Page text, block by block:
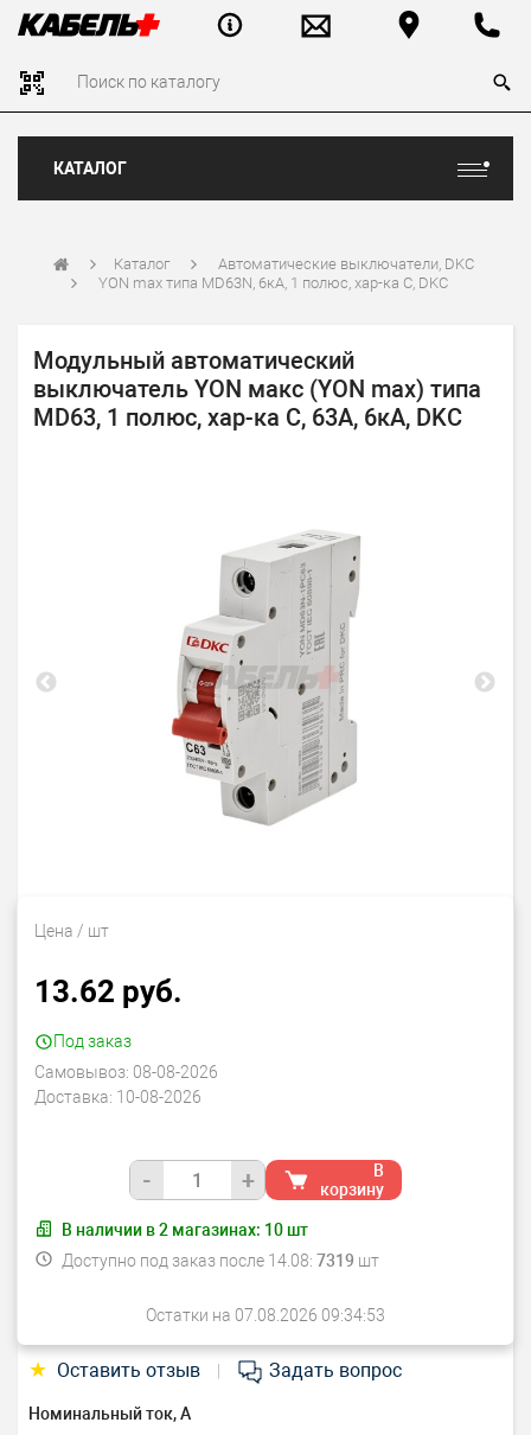
КАТАЛОГ
Каталог
Автоматические выключатели, DKC
YON max типа MD63N, 6кА, 1 полюс, хар-ка C, DKC
Модульный автоматический
выключатель YON макс (YON max) типа
MD63, 1 полюс, хар-ка C, 63А, 6кА, DKC
Цена / шт
13.62 руб.
Под заказ
Самовывоз: 08-08-2026
Доставка: 10-08-2026
- +
В
корзину
В наличии в2 магазинах: 10шт
Доступно под заказ после 14.08: 7319 шт
Остатки на 07.08.2026 09:34:53
★ Оставить отзыв Задать вопрос
Номинальный ток, А